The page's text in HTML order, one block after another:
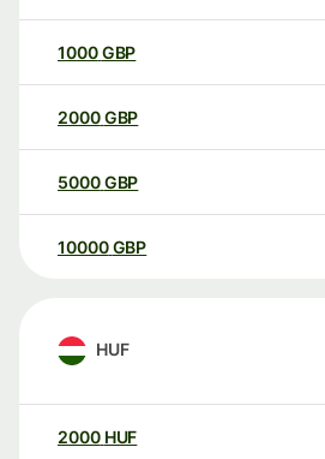
1000GBP
2000GBP
5000GBP
10000 GBP
HUF
2000 HUF